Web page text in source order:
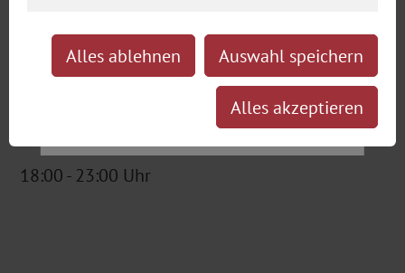
Starkbierzeit
Wirtshaus-Musi
mit der Band aus dem Abendprogramm des
Oktoberfest-Festzelts Bräurosl
18:00 - 23:00 Uhr
Tickets & Informationen
Alles ablehnen Auswahl speichern
Alles akzeptieren